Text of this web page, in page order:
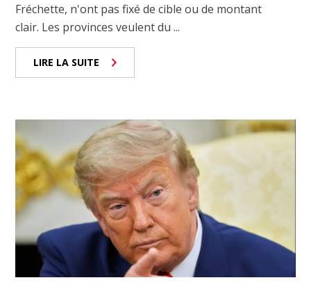
Fréchette, n'ont pas fixé de cible ou de montant
clair. Les provinces veulent du ...
LIRE LA SUITE